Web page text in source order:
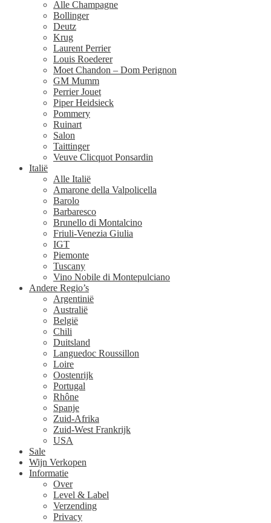
Alle Champagne
Bollinger
Deutz
Krug
Laurent Perrier
Louis Roederer
Moet Chandon – Dom Perignon
GM Mumm
Perrier Jouet
Piper Heidsieck
Pommery
Ruinart
Salon
Taittinger
Veuve Clicquot Ponsardin
Italië
Alle Italië
Amarone della Valpolicella
Barolo
Barbaresco
Brunello di Montalcino
Friuli-Venezia Giulia
IGT
Piemonte
Tuscany
Vino Nobile di Montepulciano
Andere Regio’s
Argentinië
Australië
België
Chili
Duitsland
Languedoc Roussillon
Loire
Oostenrijk
Portugal
Rhône
Spanje
Zuid-Afrika
Zuid-West Frankrijk
USA
Sale
Wijn Verkopen
Informatie
Over
Level & Label
Verzending
Privacy